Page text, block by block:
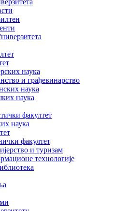
наука
и грађевинарство
наука
наука
факултет
наука
факултет
и туризам
технологије